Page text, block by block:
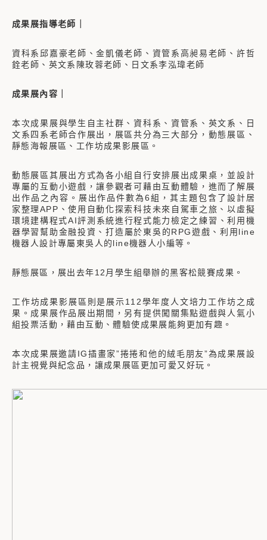
成果展指導老師｜
資科系邱嘉豪老師、金凱儀老師、資管系高昶易老師、許哲
銓老師、英文系陳玫蓉老師、日文系李泓瑋老師
成果展內容｜
本次成果展與學生自主社群、資科系、資管系、英文系、日
文系四系老師合作展出，展區共分為三大部分，動態展區、
靜態海報展區、工作坊成果影展區。
動態展區其展出方式為各小組自行安排展出成果桌，並設計
專屬的互動小遊戲，讓參觀者可藉由互動體驗，進而了解展
出作品之內容。展出作品件數為6組，其主題包含了設計居
家整理APP、使用自動化探索科技未來自駕車之旅、以虛擬
環境建構程式AI評測系統進行程式能力檢定之練習、利用機
器學習幫助金融投資、打造屬於東吳的RPG遊戲、利用line
機器人設計專屬東吳人的line機器人小編等。
靜態展區，展出去年12月學生組舉辦的黑客松競賽成果。
工作坊成果影展區則是展示112學年度人文培力工作坊之成
果。成果展作品展出期間，另有提供闖關集點遊戲與人氣小
組投票活動，藉由互動、體驗使成果展能夠更加有趣。
本次成果展邀請IG插畫家”捲捲和他的絨毛朋友”為成果展設
計主視覺與紀念品，讓成果展區更加可愛又好玩。